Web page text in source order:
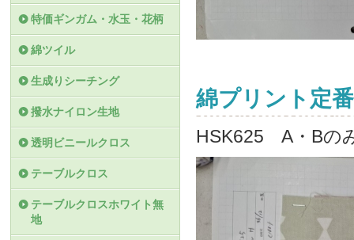
綿プリント定
HSK625 A・Bの
特価ギンガム・水玉・花柄
綿ツイル
生成りシーチング
撥水ナイロン生地
透明ビニールクロス
テーブルクロス
テーブルクロスホワイト無
地